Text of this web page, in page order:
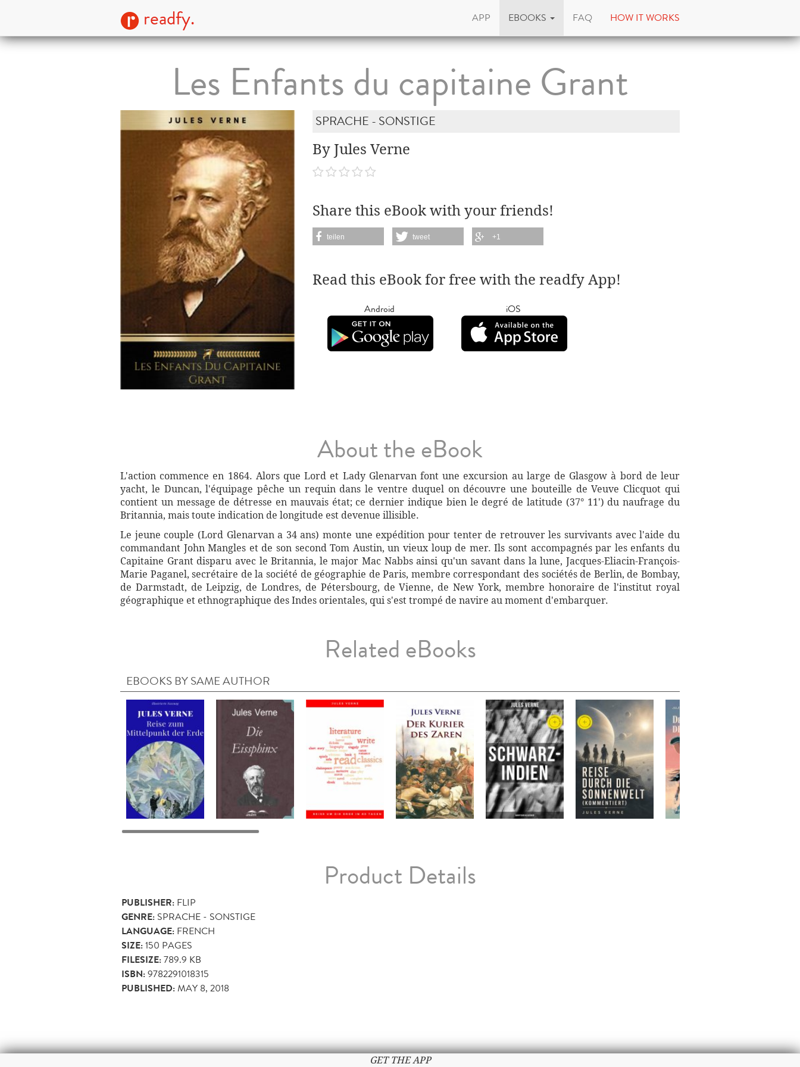
readfy. APP EBOOKS FAQ HOW IT WORKS
Les Enfants du capitaine Grant
SPRACHE - SONSTIGE
By Jules Verne
Share this eBook with your friends!
teilen tweet +1
Read this eBook for free with the readfy App!
Android iOS
About the eBook
L'action commence en 1864. Alors que Lord et Lady Glenarvan font une excursion au large de Glasgow à bord de leur
yacht, le Duncan, l'équipage pêche un requin dans le ventre duquel on découvre une bouteille de Veuve Clicquot qui
contient un message de détresse en mauvais état; ce dernier indique bien le degré de latitude (37° 11') du naufrage du
Britannia, mais toute indication de longitude est devenue illisible.
Le jeune couple (Lord Glenarvan a 34 ans) monte une expédition pour tenter de retrouver les survivants avec l'aide du
commandant John Mangles et de son second Tom Austin, un vieux loup de mer. Ils sont accompagnés par les enfants du
Capitaine Grant disparu avec le Britannia, le major Mac Nabbs ainsi qu'un savant dans la lune, Jacques-Eliacin-François-
Marie Paganel, secrétaire de la société de géographie de Paris, membre correspondant des sociétés de Berlin, de Bombay,
de Darmstadt, de Leipzig, de Londres, de Pétersbourg, de Vienne, de New York, membre honoraire de l'institut royal
géographique et ethnographique des Indes orientales, qui s'est trompé de navire au moment d'embarquer.
Related eBooks
EBOOKS BY SAME AUTHOR
Product Details
PUBLISHER: FLIP
GENRE: SPRACHE - SONSTIGE
LANGUAGE: FRENCH
SIZE:150 PAGES
FILESIZE:789.9 KB
ISBN:9782291018315
PUBLISHED:MAY 8, 2018
GET THE APP